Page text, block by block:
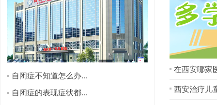
自闭症不知道怎么办...
自闭症的表现症状都...
在西安哪家
西安治疗儿